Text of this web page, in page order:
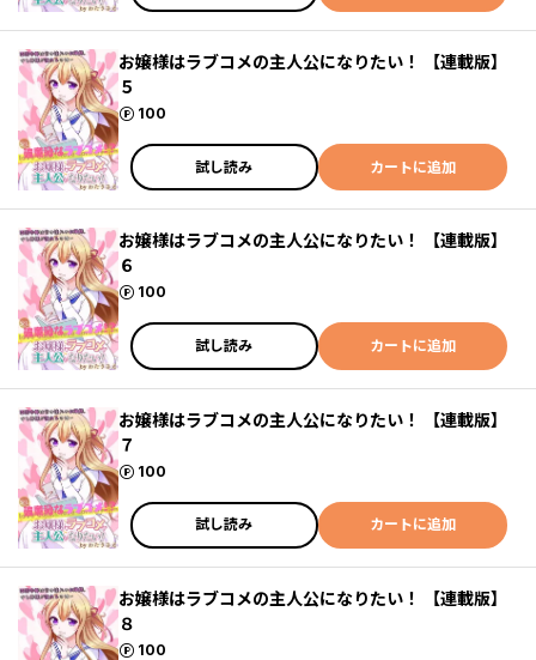
お嬢様はラブコメの主人公になりたい！ 【連載版】
５
100
ポイント
試し読み カートに追加
お嬢様はラブコメの主人公になりたい！ 【連載版】
６
100
ポイント
試し読み カートに追加
お嬢様はラブコメの主人公になりたい！ 【連載版】
７
100
ポイント
試し読み カートに追加
お嬢様はラブコメの主人公になりたい！ 【連載版】
８
100
ポイント